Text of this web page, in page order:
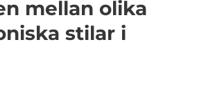
mellan olika
stilar i